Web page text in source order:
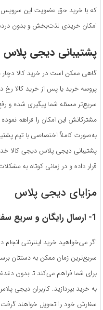
که با خرید حق عضویت این سرویس
امکان خریدی لذت‌بخش و بدون
پشتیبانی دیجی پلاس
گاهی ممکن است در خرید کالا
پروسه خرید یا پس از خرید کالا رخ
سریع‌تر مسئله شما پیگیری شده و
مشترکانش این امکان را فراهم
به‌صورت کاملاً اختصاصی با تیم
پشتیبانی دیجی پلاس دیجی کالا
قرار داده و در زمانی کوتاه به
مزایای دیجی پلاس
1- ارسال رایگان و سریع سفارش
اگر می‌خواهید خرید اینترنتی انجام
سریع‌ترین زمان ممکن به دستتان
برای شما فراهم می‌کند تا بدون
به خرید بپردازید. کاربران دیجی
سفارش خود را تحویل خواهند